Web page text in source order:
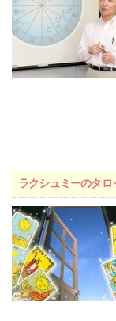
ラクシュミーのタ